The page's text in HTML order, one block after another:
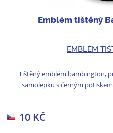
Emblém tištěný
EMBLÉM
Tištěný emblém bambington,
samolepku s černým
10 KČ